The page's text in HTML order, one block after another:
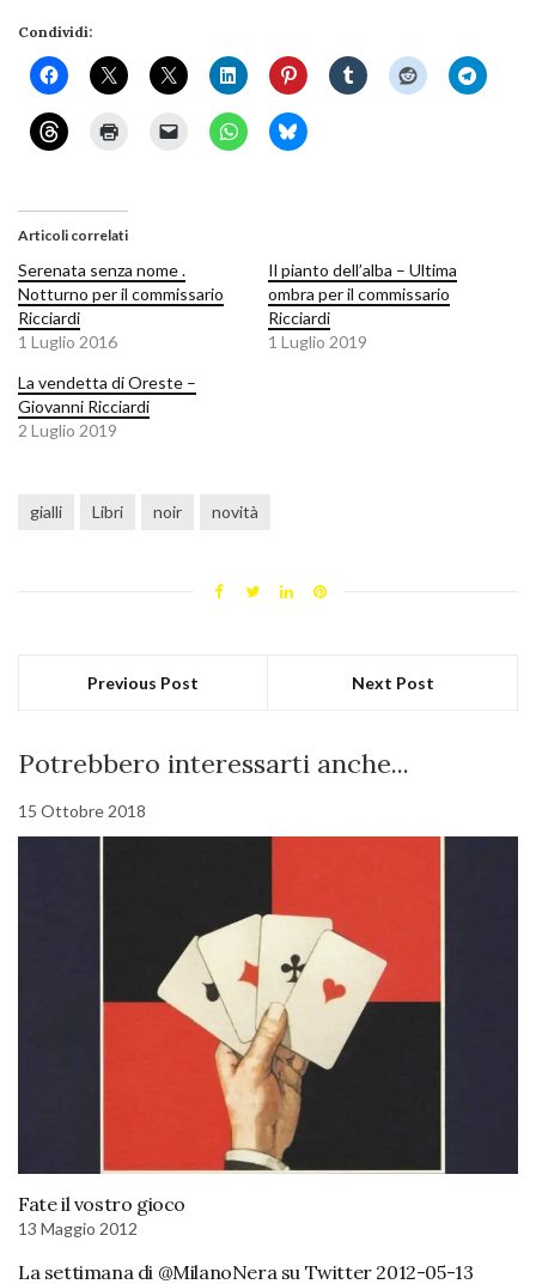
Condividi:
Articoli correlati
Serenata senza nome .
Notturno per il commissario
Ricciardi
1 Luglio 2016
Il pianto dell’alba – Ultima
ombra per il commissario
Ricciardi
1 Luglio 2019
La vendetta di Oreste –
Giovanni Ricciardi
2 Luglio 2019
gialli Libri noir novità
Previous Post Next Post
Potrebbero interessarti anche...
15 Ottobre 2018
Fate il vostro gioco
13 Maggio 2012
La settimana di @MilanoNera su Twitter 2012-05-13